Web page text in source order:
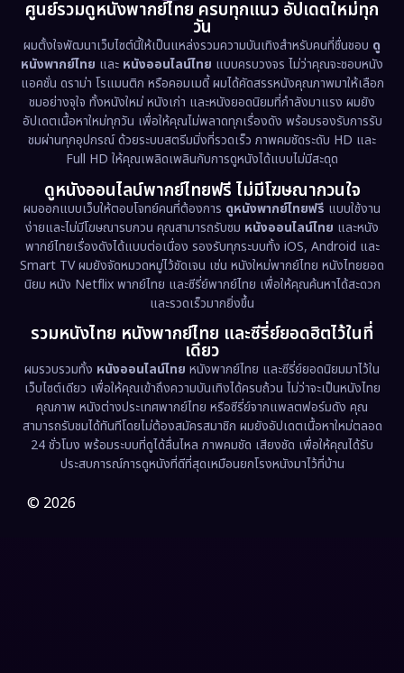
Disney+ (5)
Documentary สารคดี (94)
Drama ดราม่า (1,513)
Dystopian (17)
Emotional (61)
Epic มหากาพย์ (227)
Erotic (36)
Family ครอบครัว (375)
Fantasy จินตนาการ (338)
Fiction (9)
Film (57)
Gothic
1962
ศูนย์รวมดูหนังพากย์ไทย ครบทุกแนว อัปเดตใหม่ทุก
วัน
ผมตั้งใจพัฒนาเว็บไซต์นี้ให้เป็นแหล่งรวมความบันเทิงสำหรับคนที่ชื่นชอบ ดู
หนังพากย์ไทย และ หนังออนไลน์ไทย แบบครบวงจร ไม่ว่าคุณจะชอบหนัง
แอคชั่น ดราม่า โรแมนติก หรือคอมเมดี้ ผมได้คัดสรรหนังคุณภาพมาให้เลือก
ชมอย่างจุใจ ทั้งหนังใหม่ หนังเก่า และหนังยอดนิยมที่กำลังมาแรง ผมยัง
อัปเดตเนื้อหาใหม่ทุกวัน เพื่อให้คุณไม่พลาดทุกเรื่องดัง พร้อมรองรับการรับ
ชมผ่านทุกอุปกรณ์ ด้วยระบบสตรีมมิ่งที่รวดเร็ว ภาพคมชัดระดับ HD และ
Full HD ให้คุณเพลิดเพลินกับการดูหนังได้แบบไม่มีสะดุด
ดูหนังออนไลน์พากย์ไทยฟรี ไม่มีโฆษณากวนใจ
ผมออกแบบเว็บให้ตอบโจทย์คนที่ต้องการ ดูหนังพากย์ไทยฟรี แบบใช้งาน
ง่ายและไม่มีโฆษณารบกวน คุณสามารถรับชม หนังออนไลน์ไทย และหนัง
พากย์ไทยเรื่องดังได้แบบต่อเนื่อง รองรับทุกระบบทั้ง iOS, Android และ
Smart TV ผมยังจัดหมวดหมู่ไว้ชัดเจน เช่น หนังใหม่พากย์ไทย หนังไทยยอด
นิยม หนัง Netflix พากย์ไทย และซีรี่ย์พากย์ไทย เพื่อให้คุณค้นหาได้สะดวก
และรวดเร็วมากยิ่งขึ้น
รวมหนังไทย หนังพากย์ไทย และซีรี่ย์ยอดฮิตไว้ในที่
เดียว
ผมรวบรวมทั้ง หนังออนไลน์ไทย หนังพากย์ไทย และซีรี่ย์ยอดนิยมมาไว้ใน
เว็บไซต์เดียว เพื่อให้คุณเข้าถึงความบันเทิงได้ครบถ้วน ไม่ว่าจะเป็นหนังไทย
คุณภาพ หนังต่างประเทศพากย์ไทย หรือซีรี่ย์จากแพลตฟอร์มดัง คุณ
สามารถรับชมได้ทันทีโดยไม่ต้องสมัครสมาชิก ผมยังอัปเดตเนื้อหาใหม่ตลอด
24 ชั่วโมง พร้อมระบบที่ดูได้ลื่นไหล ภาพคมชัด เสียงชัด เพื่อให้คุณได้รับ
ประสบการณ์การดูหนังที่ดีที่สุดเหมือนยกโรงหนังมาไว้ที่บ้าน
© 2026